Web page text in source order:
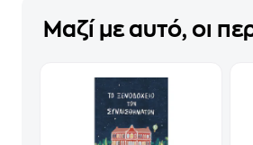
Μαζί με αυτό, οι